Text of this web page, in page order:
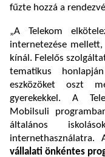
fűzte hozzá a
„A Telekom
internetezése
kínál. Felelős
tematikus
eszközöket oszt
gyerekekkel. A
Mobilsuli
általános
vállalati önkéntes